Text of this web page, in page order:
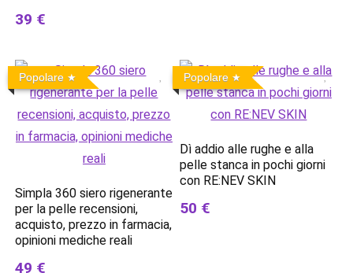
39 €
Popolare
Simpla 360 siero rigenerante
per la pelle recensioni,
acquisto, prezzo in farmacia,
opinioni mediche reali
49 €
Popolare
Dì addio alle rughe e alla
pelle stanca in pochi giorni
con RE:NEV SKIN
50 €